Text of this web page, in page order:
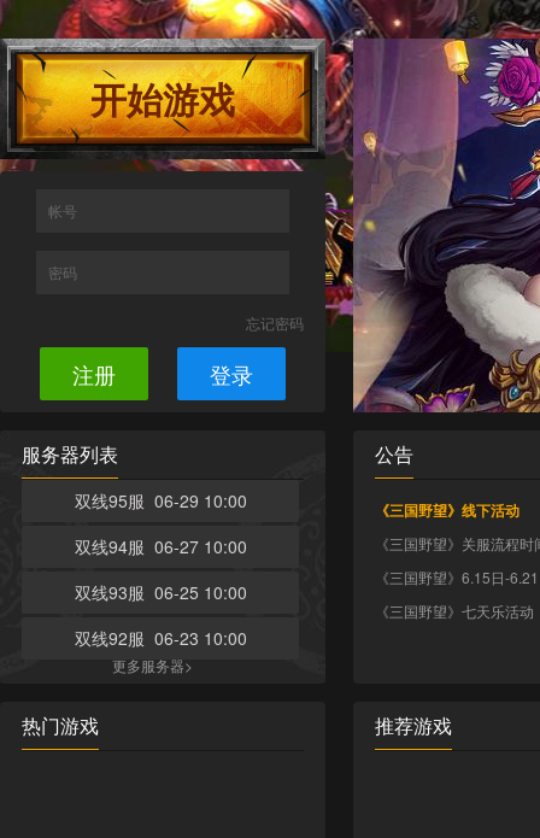
开始游戏
帐号
密码
忘记密码
注册 登录
服务器列表
双线95服 06-29 10:00
双线94服 06-27 10:00
双线93服 06-25 10:00
双线92服 06-23 10:00
更多服务器>
热门游戏
公告
《三国野望》线下活动
《三国野望》关服流程时
《三国野望》6.15日-
《三国野望》七天乐活动
推荐游戏